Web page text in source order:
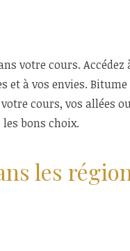
votre cours.
et à vos envies.
cours, vos allées
bons choix.
les